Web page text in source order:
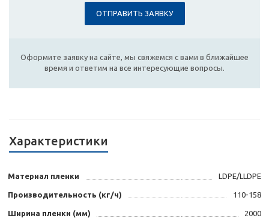
ОТПРАВИТЬ ЗАЯВКУ
Оформите заявку на сайте, мы свяжемся с вами в ближайшее
время и ответим на все интересующие вопросы.
Характеристики
Материал пленки LDPE/LLDPE
Производительность (кг/ч) 110-158
Ширина пленки (мм) 2000